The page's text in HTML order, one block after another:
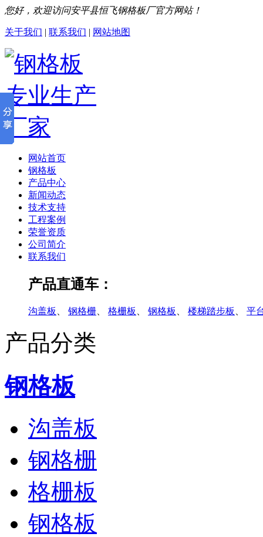
您好，欢迎访问安平县恒飞钢格板厂官方网站！
关于我们 | 联系我们 | 网站地图
网站首页
钢格板
产品中心
新闻动态
技术支持
工程案例
荣誉资质
公司简介
联系我们
产品直通车：
沟盖板 钢格栅 格栅板 钢格板 楼梯踏步板 平
产品分类
钢格板
沟盖板
钢格栅
格栅板
钢格板